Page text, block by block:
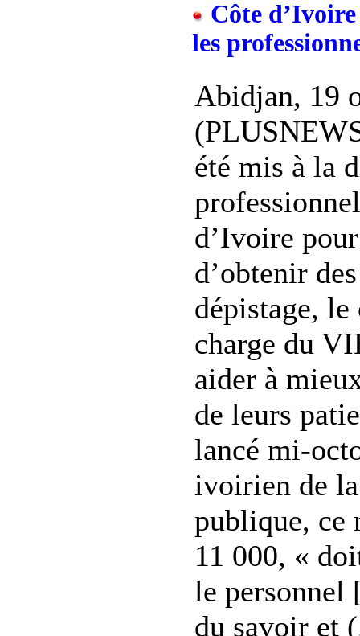
Côte
les
Abidjan, 19
été mis à la
d’Ivoire
d’obtenir
dépistage,
charge du
aider à
de leurs
lancé mi-
ivoirien de
publique, ce
11 000, «
le personnel
du savoir et